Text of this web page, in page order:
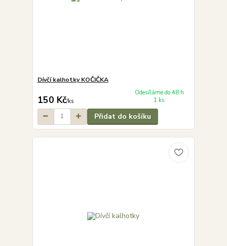
Dívčí kalhotky KOČIČKA
150 Kč/ks
Odesíláme do 48 h
1 ks
Přidat do košíku